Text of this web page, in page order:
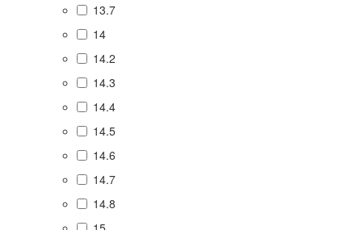
13.7
14
14.2
14.3
14.4
14.5
14.6
14.7
14.8